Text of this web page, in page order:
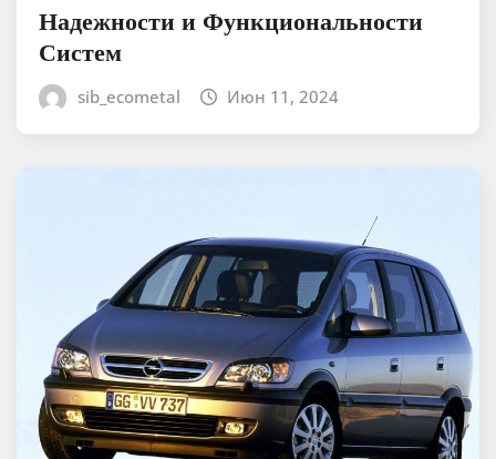
Надежности и Функциональности
Систем
sib_ecometal Июн 11, 2024